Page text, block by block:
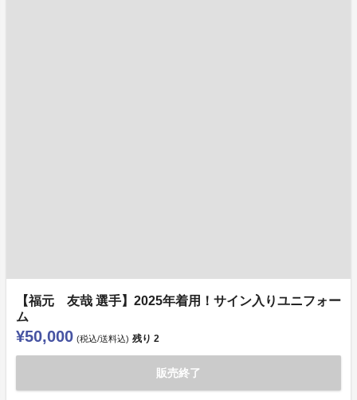
【福元 友哉 選手】2025年着用！サイン入りユニフォー
ム
¥50,000 (税込/送料込) 残り 2
販売終了